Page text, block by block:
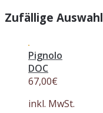
Zufällige Auswahl
Pignolo
DOC
67,00€
inkl. MwSt.